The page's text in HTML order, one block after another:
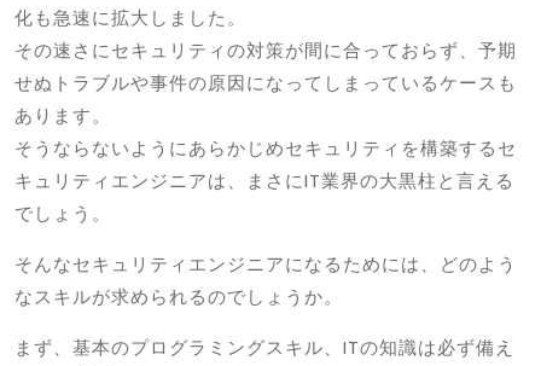
化も急速に拡大しました。
その速さにセキュリティの対策が間に合っておらず、予期
せぬトラブルや事件の原因になってしまっているケースも
あります。
そうならないようにあらかじめセキュリティを構築するセ
キュリティエンジニアは、まさにIT業界の大黒柱と言える
でしょう。
そんなセキュリティエンジニアになるためには、どのよう
なスキルが求められるのでしょうか。
まず、基本のプログラミングスキル、ITの知識は必ず備え